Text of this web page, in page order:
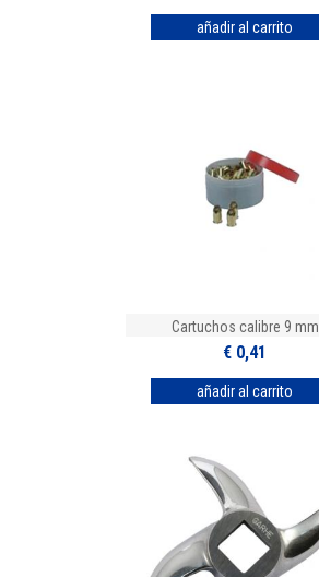
Cartuchos calibre 9 mm
€ 0,41